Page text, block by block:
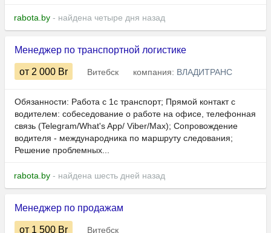
rabota.by - найдена четыре дня назад
Менеджер по транспортной логистике
от 2 000 Br Витебск компания: ВЛАДИТРАНС
Обязанности: Работа с 1с транспорт; Прямой контакт с
водителем: собеседование о работе на офисе, телефонная
связь (Telegram/What's App/ Viber/Max); Сопровождение
водителя - международника по маршруту следования;
Решение проблемных...
rabota.by - найдена шесть дней назад
Менеджер по продажам
от 1 500 Br Витебск